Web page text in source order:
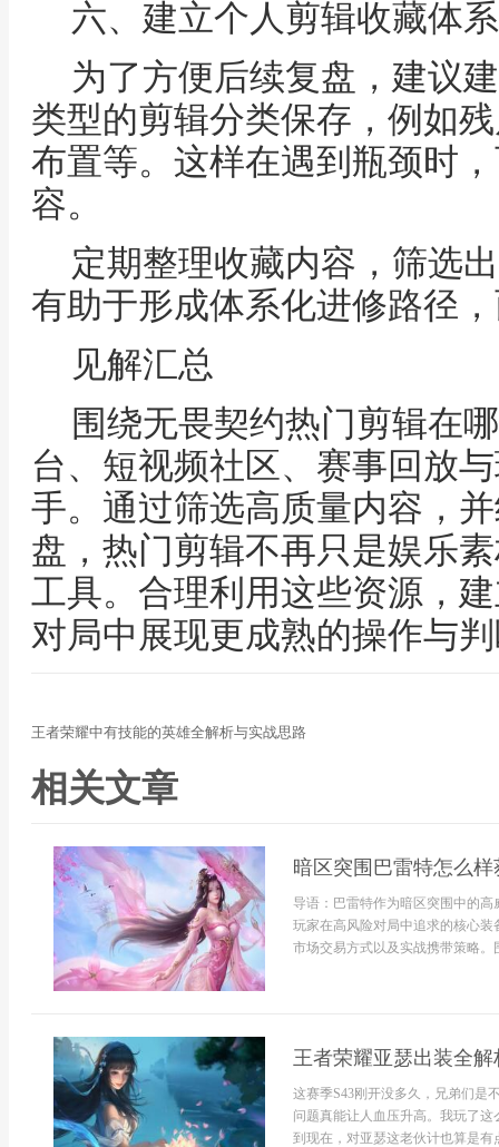
六、建立个人剪辑收藏体系
为了方便后续复盘，建议
类型的剪辑分类保存，例如
布置等。这样在遇到瓶颈时
容。
定期整理收藏内容，筛选
有助于形成体系化进修路径
见解汇总
围绕无畏契约热门剪辑在
台、短视频社区、赛事回放
手。通过筛选高质量内容，
盘，热门剪辑不再只是娱乐
工具。合理利用这些资源，
对局中展现更成熟的操作与
王者荣耀中有技能的英雄全解析与实战思路
相关文章
暗区突围巴雷特怎么样
导语：巴雷特作为暗区突围中的
玩家在高风险对局中追求的核心
市场交易方式以及实战携带策略。
王者荣耀亚瑟出装全
这赛季S43刚开没多久，兄弟们是
问题真能让人血压升高。我玩了
到现在，对亚瑟这老伙计也算是